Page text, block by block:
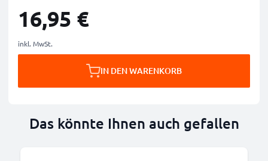
16,95 €
inkl. MwSt.
IN DEN WARENKORB
Das könnte Ihnen auch gefallen